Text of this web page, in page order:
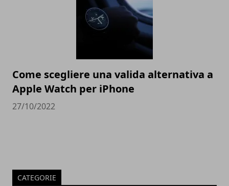
Come scegliere una valida alternativa a
Apple Watch per iPhone
27/10/2022
CATEGORIE